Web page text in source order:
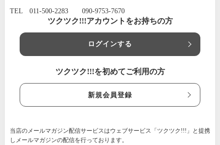
TEL 011-500-2283 090-9753-7670
ツクツク!!!アカウントをお持ちの方
ログインする
ツクツク!!!を初めてご利用の方
新規会員登録
当店のメールマガジン配信サービスはウェブサービス「ツクツク!!!」と提携
しメールマガジンの配信を行っております。